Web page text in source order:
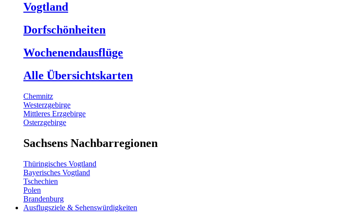
Vogtland
Dorfschönheiten
Wochenendausflüge
Alle Übersichtskarten
Chemnitz
Westerzgebirge
Mittleres Erzgebirge
Osterzgebirge
Sachsens Nachbarregionen
Thüringisches Vogtland
Bayerisches Vogtland
Tschechien
Polen
Brandenburg
Ausflugsziele & Sehenswürdigkeiten